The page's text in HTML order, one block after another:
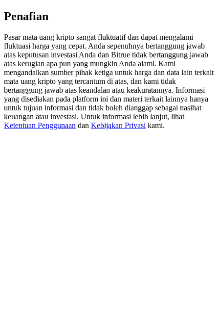
Register & Trade to Win 500,000 USDT
Precious Metals Trading Carnival
Trade Gold & Silver · 33,333 USDT Bonus
Penafian
Pasar mata uang kripto sangat fluktuatif dan dapat mengalami
fluktuasi harga yang cepat. Anda sepenuhnya bertanggung jawab
atas keputusan investasi Anda dan Bitrue tidak bertanggung jawab
atas kerugian apa pun yang mungkin Anda alami. Kami
mengandalkan sumber pihak ketiga untuk harga dan data lain terkait
mata uang kripto yang tercantum di atas, dan kami tidak
bertanggung jawab atas keandalan atau keakuratannya. Informasi
yang disediakan pada platform ini dan materi terkait lainnya hanya
untuk tujuan informasi dan tidak boleh dianggap sebagai nasihat
keuangan atau investasi. Untuk informasi lebih lanjut, lihat
Ketentuan Penggunaan dan Kebijakan Privasi kami.